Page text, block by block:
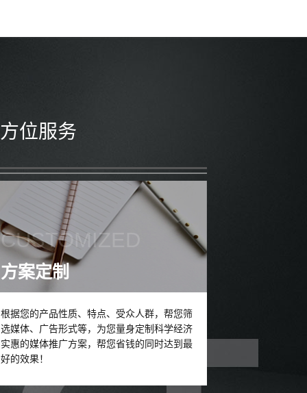
位服务
CUSTOMIZED
方案定制
根据您的产品性质、特点、受众人群，帮您筛
选媒体、广告形式等，为您量身定制科学经济
实惠的媒体推广方案，帮您省钱的同时达到最
好的效果！